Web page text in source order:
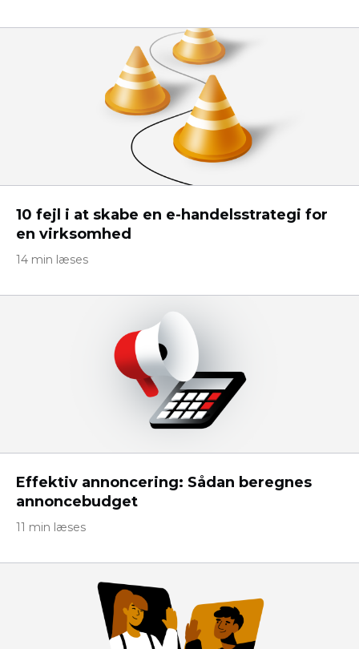
10 fejl i at skabe en e-handelsstrategi for
en virksomhed
14 min læses
Effektiv annoncering: Sådan beregnes
annoncebudget
11 min læses